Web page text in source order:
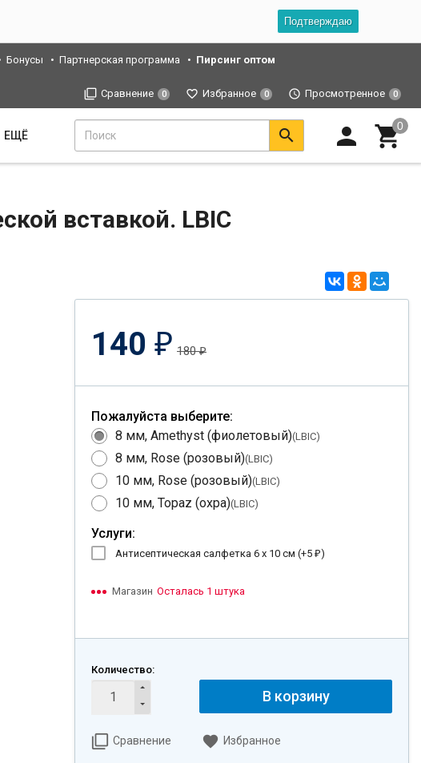
Подтверждаю
Бонусы Партнерская программа Пирсинг оптом
Сравнение 0 Избранное 0 Просмотренное 0
ЕЩЁ
вставкой. LBIC
140 ₽ 180₽
Пожалуйста выберите:
8 мм, Amethyst (фиолетовый)(LBIC)
8 мм, Rose (розовый)(LBIC)
10 мм, Rose (розовый)(LBIC)
10 мм, Topaz (охра)(LBIC)
Услуги:
Антисептическая салфетка 6 х 10 см (+5 ₽)
Магазин Осталась 1 штука
Количество:
В корзину
Сравнение Избранное